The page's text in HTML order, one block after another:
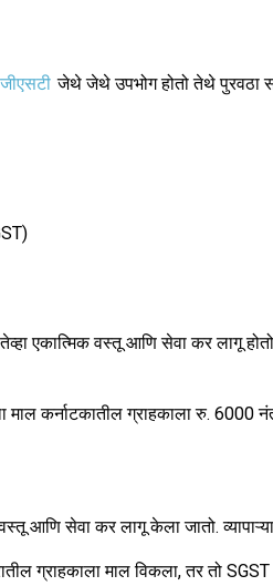
जीएसटी जेथे जेथे उपभोग होतो तेथे पुरवठा
एकात्मिक वस्तू आणि सेवा कर लागू
माल कर्नाटकातील ग्राहकाला रु.
वस्तू आणि सेवा कर लागू केला जातो.
ग्राहकाला माल विकला, तर